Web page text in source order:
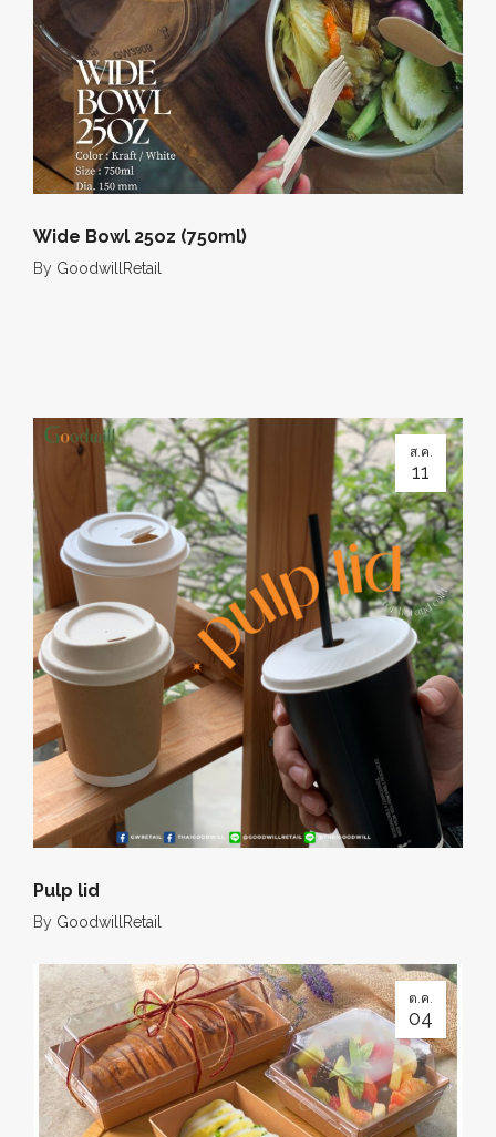
Wide Bowl 25oz (750ml)
By GoodwillRetail
ส.ค.
11
Pulp lid
By GoodwillRetail
ต.ค.
04